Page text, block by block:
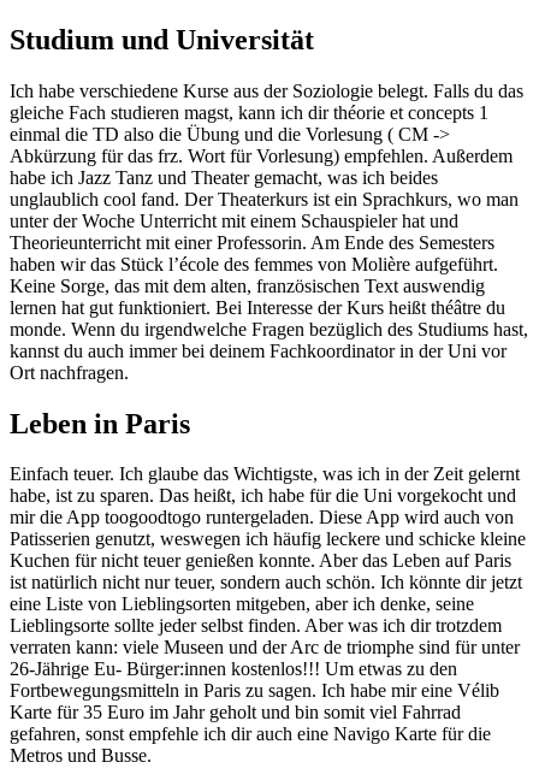
Studium und Universität
Ich habe verschiedene Kurse aus der Soziologie belegt. Falls du das
gleiche Fach studieren magst, kann ich dir théorie et concepts 1
einmal die TD also die Übung und die Vorlesung ( CM ->
Abkürzung für das frz. Wort für Vorlesung) empfehlen. Außerdem
habe ich Jazz Tanz und Theater gemacht, was ich beides
unglaublich cool fand. Der Theaterkurs ist ein Sprachkurs, wo man
unter der Woche Unterricht mit einem Schauspieler hat und
Theorieunterricht mit einer Professorin. Am Ende des Semesters
haben wir das Stück l’école des femmes von Molière aufgeführt.
Keine Sorge, das mit dem alten, französischen Text auswendig
lernen hat gut funktioniert. Bei Interesse der Kurs heißt théâtre du
monde. Wenn du irgendwelche Fragen bezüglich des Studiums hast,
kannst du auch immer bei deinem Fachkoordinator in der Uni vor
Ort nachfragen.
Leben in Paris
Einfach teuer. Ich glaube das Wichtigste, was ich in der Zeit gelernt
habe, ist zu sparen. Das heißt, ich habe für die Uni vorgekocht und
mir die App toogoodtogo runtergeladen. Diese App wird auch von
Patisserien genutzt, weswegen ich häufig leckere und schicke kleine
Kuchen für nicht teuer genießen konnte. Aber das Leben auf Paris
ist natürlich nicht nur teuer, sondern auch schön. Ich könnte dir jetzt
eine Liste von Lieblingsorten mitgeben, aber ich denke, seine
Lieblingsorte sollte jeder selbst finden. Aber was ich dir trotzdem
verraten kann: viele Museen und der Arc de triomphe sind für unter
26-Jährige Eu- Bürger:innen kostenlos!!! Um etwas zu den
Fortbewegungsmitteln in Paris zu sagen. Ich habe mir eine Vélib
Karte für 35 Euro im Jahr geholt und bin somit viel Fahrrad
gefahren, sonst empfehle ich dir auch eine Navigo Karte für die
Metros und Busse.